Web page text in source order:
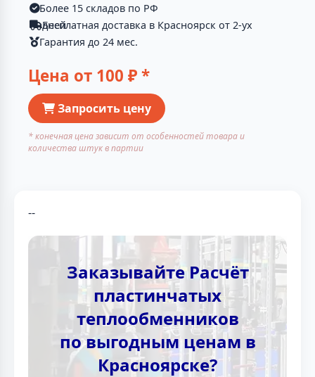
Более 15 складов по РФ
Бесплатная доставка в Красноярск от 2-ух дней
Гарантия до 24 мес.
Цена от 100 ₽ *
Запросить цену
* конечная цена зависит от особенностей товара и
количества штук в партии
--
Заказывайте Расчёт
пластинчатых
теплообменников
по выгодным ценам в
Красноярске?